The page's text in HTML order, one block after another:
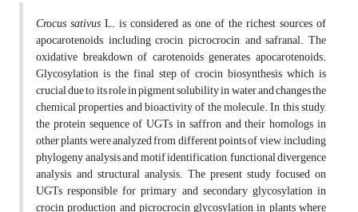
Crocus sativusL. is considered as one of the richest sources of
apocarotenoids, including crocin, picrocrocin, and safranal. The
oxidative breakdown of carotenoids generates apocarotenoids.
Glycosylation is the final step of crocin biosynthesis which is
crucial due to its role in pigment solubility in water and changes the
chemical properties and bioactivity of the molecule. In this study,
the protein sequence of UGTs in saffron and their homologs in
other plants were analyzed from different points of view, including
phylogeny analysis and motif identification, functional divergence
analysis, and structural analysis. The present study focused on
UGTs responsible for primary and secondary glycosylation in